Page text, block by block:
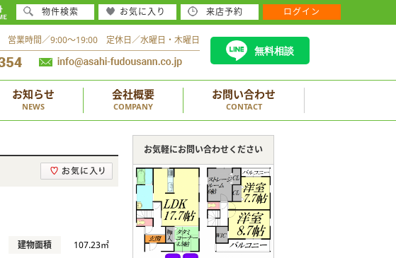
営業時間／9:00～19:00 定休日／水曜日・木曜日
無料相談
お知らせ
NEWS
会社概要
COMPANY
お問い合わせ
CONTACT
建物面積 107.23㎡
お気軽にお問い合わせください
物件検索 お気に入り 来店予約 ログイン